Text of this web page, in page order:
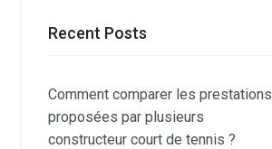
Recent Posts
Comment comparer les prestations
proposées par plusieurs
constructeur court de tennis ?